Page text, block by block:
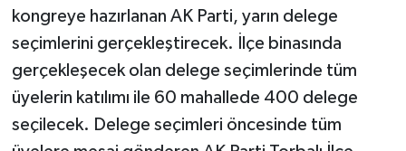
kongreye hazırlanan AK Parti, yarın delege
seçimlerini gerçekleştirecek. İlçe binasında
gerçekleşecek olan delege seçimlerinde tüm
üyelerin katılımı ile 60 mahallede 400 delege
seçilecek. Delege seçimleri öncesinde tüm